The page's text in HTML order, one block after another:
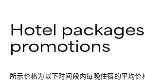
Hotel
promotions
所示价格为以下时间段内每晚住宿的平均价